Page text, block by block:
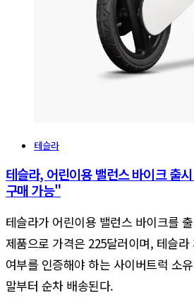
테슬라
테슬라, 어린이용 밸런스 바이크 출
구매 가능"
테슬라가 어린이용 밸런스 바이크를
제품으로 가격은 225달러이며, 테슬
여부를 인증해야 하는 사이버트럭 소
말부터 순차 배송된다.